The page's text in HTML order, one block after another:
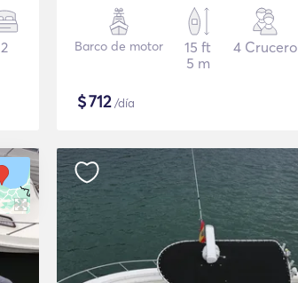
2 Barco de motor
15 ft
5 m
4 Crucero
$712/día